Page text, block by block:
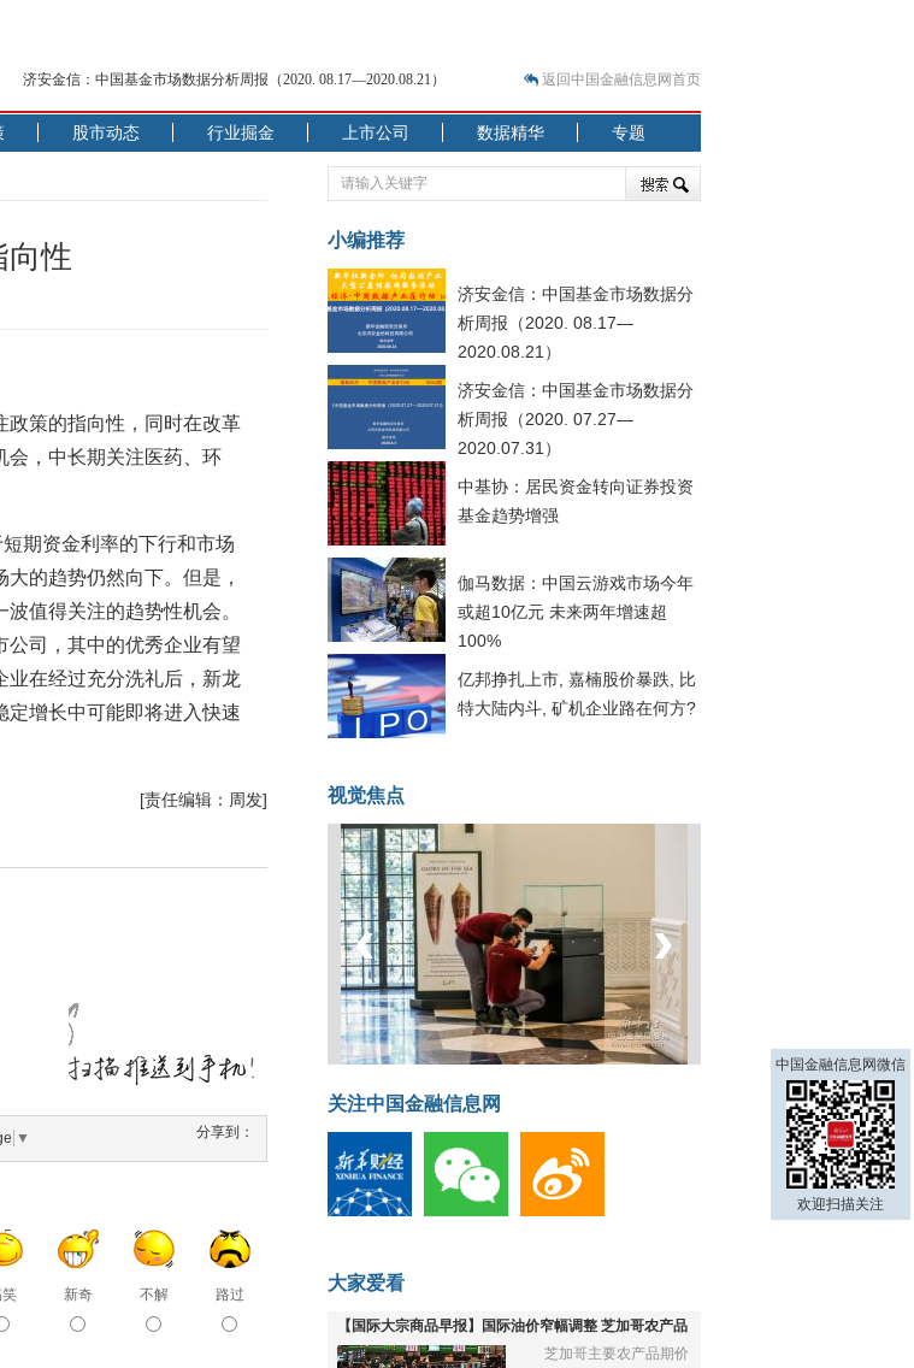
济安金信：中国基金市场数据分析周报（2020. 08.17—2020.08.21）
【见·闻】疫情下，新加坡旅游业步履维艰
记者手记：疫情下的香港零售业如何浴火重生？
【见·闻】疫情下一家香港传统零售商的转型突围之旅
济安金信：中国基金市场数据分析周报（2020. 07.27—2020.07.31）
【新华财经调查】同业存单、结构性存款玩起“跷跷板” 结构性失衡藏
在“隐秘的角落”
央行公开市场净投放300亿元 短端资金利率明显下行
基本面及股市双轮冲击 债市回调十年期债表现最弱
返回中国金融信息网首页
股市动态 行业掘金 上市公司 数据精华 专题
向性
政策的指向性，同时在改革
会，中长期关注医药、环
期资金利率的下行和市场
的趋势仍然向下。但是，
值得关注的趋势性机会。
公司，其中的优秀企业有望
业在经过充分洗礼后，新龙
定增长中可能即将进入快速
[责任编辑：周发]
▼ 分享到：
新奇 不解 路过
小编推荐
济安金信：中国基金市场数据分
析周报（2020. 08.17—
2020.08.21）
济安金信：中国基金市场数据分
析周报（2020. 07.27—
2020.07.31）
中基协：居民资金转向证券投资
基金趋势增强
伽马数据：中国云游戏市场今年
或超10亿元 未来两年增速超
100%
亿邦挣扎上市, 嘉楠股价暴跌, 比
特大陆内斗, 矿机企业路在何方?
视觉焦点
菲律宾：防疫降级
‹ ›
关注中国金融信息网
大家爱看
【国际大宗商品早报】国际油价窄幅调整 芝加哥农产品
全线下跌
芝加哥主要农产品期价
中国金融信息网微信
欢迎扫描关注